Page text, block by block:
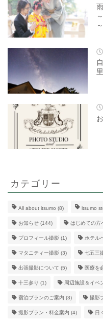
～
カテゴリー
All about itsumo (8) itsumo
お知らせ (144) はじめての
プロフィール撮影 (1) ホテル
マタニティー撮影 (3) 七五三
出張撮影について (5) 医療を
十三参り (1) 周辺施設＆イベ
宿泊プランのご案内 (3) 撮影
撮影プラン・料金案内 (4) 日